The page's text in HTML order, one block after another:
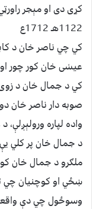
كړى دى او مېجر
1122هـ 1712ع
كي چي ناصر خان د
عيسٰى خان كور چور
كي د جمال خان د
صوبه دار ناصر خان
واده لپاره
د جمال خان پر كلي
ملګرو د جمال خان
وسوځول چي دې